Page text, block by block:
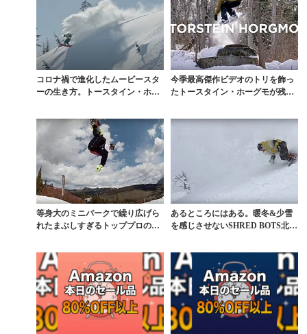
コロナ禍で進化したムービースタ
ーの生き方。トースタイン・ホー
今季最高傑作ビデオのトリを飾っ
たトースタイン・ホーグモが残し
等身大のミニパークで繰り広げら
れたまぶしすぎるトッププロの滑
あるところにはある。暖冬&少雪
を感じさせないSHRED BOTS北海